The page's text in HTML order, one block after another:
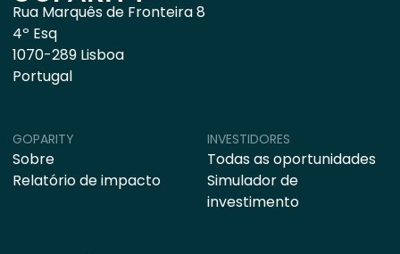
Rua Marquês de Fronteira 8
4º Esq
1070-289 Lisboa
Portugal
GOPARITY
Sobre
Relatório de impacto
INVESTIDORES
Todas as oportunidades
Simulador de
investimento